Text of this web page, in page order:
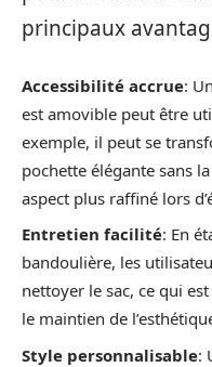
principaux
Accessibilité accrue:
est amovible peut être
exemple, il peut se
pochette élégante sans
aspect plus raffiné lors
Entretien facilité: En
bandoulière, les
nettoyer le sac, ce qui
le maintien de
Style personnalisable: